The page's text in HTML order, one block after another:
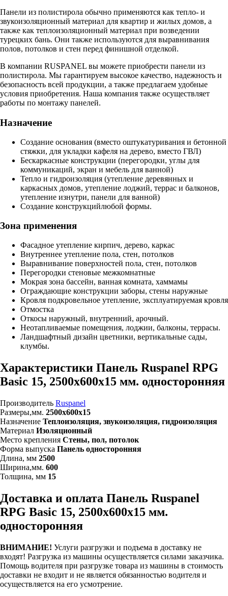
Панели из полистирола обычно применяются как тепло- и
звукоизоляционный материал для квартир и жилых домов, а
также как теплоизоляционный материал при возведении
турецких бань. Они также используются для выравнивания
полов, потолков и стен перед финишной отделкой.
В компании RUSPANEL вы можете приобрести панели из
полистирола. Мы гарантируем высокое качество, надежность и
безопасность всей продукции, а также предлагаем удобные
условия приобретения. Наша компания также осуществляет
работы по монтажу панелей.
Назначение
Создание основания (вместо оштукатуривания и бетонной
стяжки, для укладки кафеля на дерево, вместо ГВЛ)
Бескаркасные конструкции (перегородки, углы для
коммуникаций, экран и мебель для ванной)
Тепло и гидроизоляция (утепление деревянных и
каркасных домов, утепление лоджий, террас и балконов,
утепление изнутри, панели для ванной)
Создание конструкцийлюбой формы.
Зона применения
Фасадное утепление кирпич, дерево, каркас
Внутреннее утепление пола, стен, потолков
Выравнивание поверхностей пола, стен, потолков
Перегородки стеновые межкомнатные
Мокрая зона бассейн, ванная комната, хаммамы
Ограждающие конструкции заборы, стены наружные
Кровля подкровельное утепление, эксплуатируемая кровля
Отмостка
Откосы наружный, внутренний, арочный.
Неотапливаемые помещения, лоджии, балконы, террасы.
Ландшафтный дизайн цветники, вертикальные сады,
клумбы.
Характеристики Панель Ruspanel RPG
Basic 15, 2500х600х15 мм. односторонняя
Производитель Ruspanel
Размеры,мм. 2500х600х15
Назначение Теплоизоляция, звукоизоляция, гидроизоляция
Материал Изоляционный
Место крепления Стены, пол, потолок
Форма выпуска Панель односторонняя
Длина, мм 2500
Ширина,мм. 600
Толщина, мм 15
Доставка и оплата Панель Ruspanel
RPG Basic 15, 2500х600х15 мм.
односторонняя
ВНИМАНИЕ! Услуги разгрузки и подъема в доставку не
входят! Разгрузка из машины осуществляется силами заказчика.
Помощь водителя при разгрузке товара из машины в стоимость
доставки не входит и не является обязанностью водителя и
осуществляется на его усмотрение.